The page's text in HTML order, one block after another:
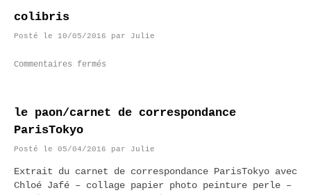
colibris
Posté le 10/05/2016 par Julie
Commentaires fermés
le paon/carnet de correspondance
ParisTokyo
Posté le 05/04/2016 par Julie
Extrait du carnet de correspondance ParisTokyo avec
Chloé Jafé – collage papier photo peinture perle –